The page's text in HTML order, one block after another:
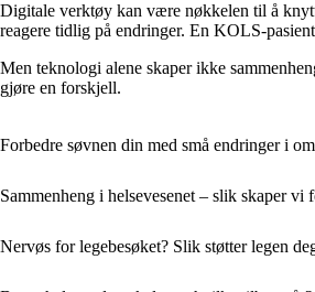
Digitale verktøy kan være nøkkelen til å
reagere tidlig på endringer. En KOLS-
Men teknologi alene skaper ikke
gjøre en forskjell.
Forbedre søvnen din med små endringer i
Sammenheng i helsevesenet – slik skaper
Nervøs for legebesøket? Slik støtter legen